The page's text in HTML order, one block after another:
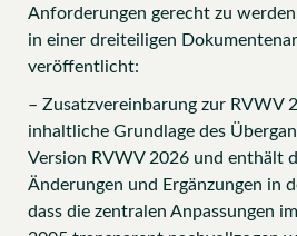
Anforderungen gerecht zu
in einer dreiteiligen
veröffentlicht:
– Zusatzvereinbarung zur RVWV
inhaltliche Grundlage des
Version RVWV 2026 und enthält
Änderungen und Ergänzungen in
dass die zentralen Anpassungen